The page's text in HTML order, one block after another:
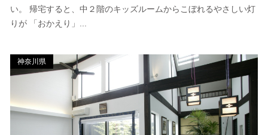
い。 帰宅すると、中２階のキッズルームからこぼれるやさしい灯
りが 「おかえり」...
神奈川県